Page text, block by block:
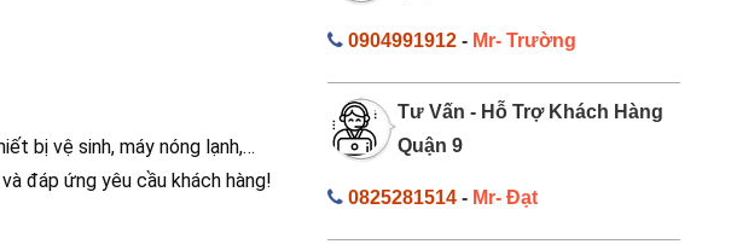
bị vệ sinh, máy nóng lạnh,…
đáp ứng yêu cầu khách hàng!
0904991912- Mr- Trường
Tư Vấn - Hỗ Trợ Khách Hàng
Quận 9
0825281514- Mr- Đạt